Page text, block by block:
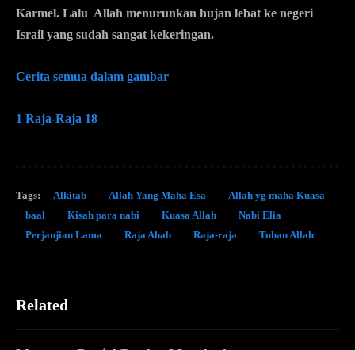
Karmel. Lalu Allah menurunkan hujan lebat ke negeri
Israil yang sudah sangat kekeringan.
Cerita semua dalam gambar
1 Raja-Raja 18
Tags: Alkitab Allah Yang Maha Esa
Allah yg maha Kuasa
baal
Kisah para nabi Kuasa Allah
Nabi Elia
Perjanjian Lama
Raja Ahab Raja-raja Tuhan Allah
Related